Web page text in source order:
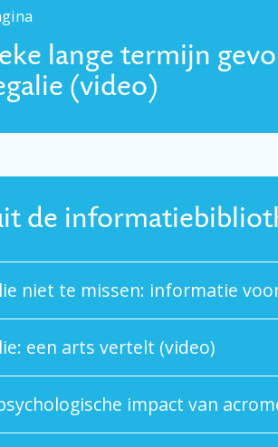
lange termijn
(video)
de
niet te missen: informatie
een arts vertelt (video)
impact van